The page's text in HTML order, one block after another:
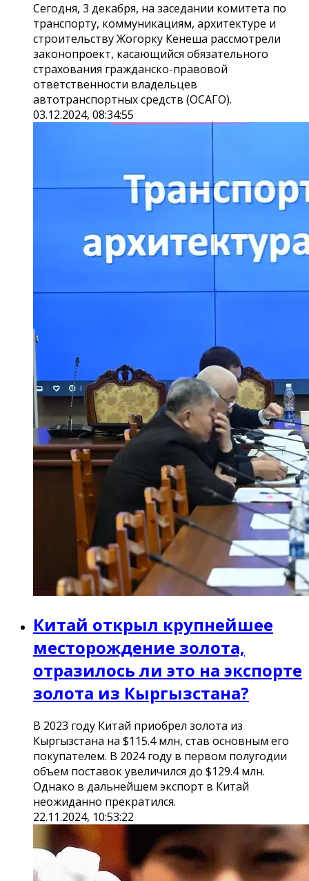
Сегодня, 3 декабря, на заседании комитета по
транспорту, коммуникациям, архитектуре и
строительству Жогорку Кенеша рассмотрели
законопроект, касающийся обязательного
страхования гражданско-правовой
ответственности владельцев
автотранспортных средств (ОСАГО).
03.12.2024, 08:34:55
Китай открыл крупнейшее
месторождение золота,
отразилось ли это на экспорте
золота из Кыргызстана?
В 2023 году Китай приобрел золота из
Кыргызстана на $115.4 млн, став основным его
покупателем. В 2024 году в первом полугодии
объем поставок увеличился до $129.4 млн.
Однако в дальнейшем экспорт в Китай
неожиданно прекратился.
22.11.2024, 10:53:22